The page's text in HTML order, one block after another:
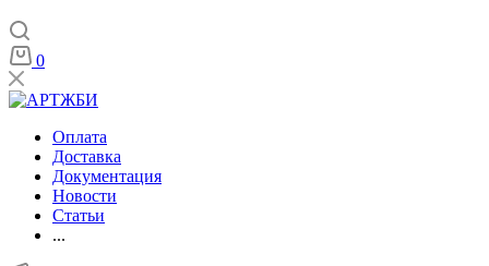
0
Оплата
Доставка
Документация
Новости
Статьи
...